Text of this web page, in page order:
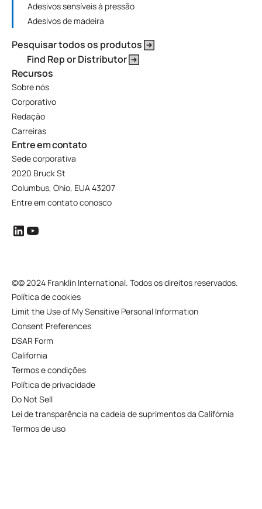
Adesivos sensíveis à pressão
Adesivos de madeira
Pesquisar todos os produtos
Find Rep or Distributor
Recursos
Sobre nós
Corporativo
Redação
Carreiras
Entre em contato
Sede corporativa
2020 Bruck St
Columbus, Ohio, EUA 43207
Entre em contato conosco
©© 2024 Franklin International. Todos os direitos reservados.
Política de cookies
Limit the Use of My Sensitive Personal Information
Consent Preferences
DSAR Form
California
Termos e condições
Política de privacidade
Do Not Sell
Lei de transparência na cadeia de suprimentos da Califórnia
Termos de uso